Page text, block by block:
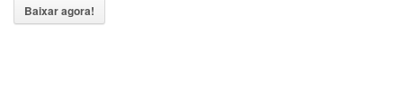
Baixar agora!